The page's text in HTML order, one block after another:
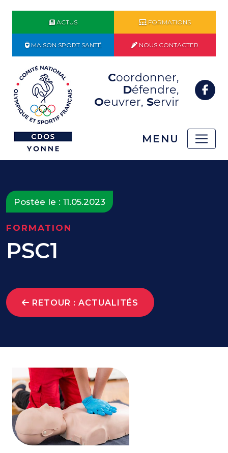
ACTUS FORMATIONS
MAISON SPORT SANTÉ NOUS CONTACTER
Coordonner,
Défendre,
Oeuvrer, Servir
MENU
Postée le : 11.05.2023
FORMATION
PSC1
RETOUR : ACTUALITÉS